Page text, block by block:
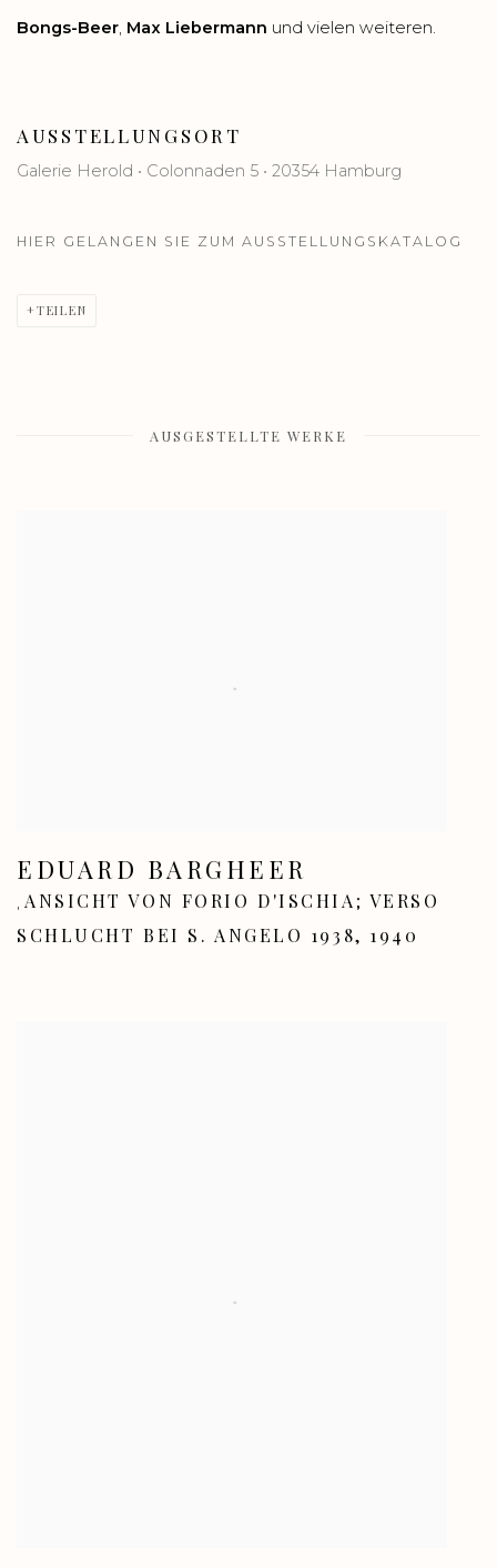
Bongs-Beer Max Liebermann und vielen weiteren.
AUSSTELLUNGSORT
Galerie Herold • Colonnaden 5 • 20354 Hamburg
HIER GELANGEN SIE ZUM AUSSTELLUNGSKATALOG
TEILEN
AUSGESTELLTE WERKE
EDUARD BARGHEER
, ANSICHT VON FORIO D'ISCHIA; VERSO
SCHLUCHT BEI S. ANGELO 1938, 1940